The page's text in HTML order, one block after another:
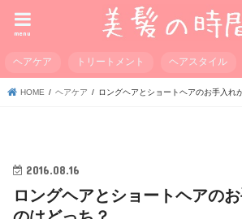
menu
ヘアケア トリートメント ヘアスタイル
HOME ヘアケア ロングヘアとショートヘアのお手入れ
2016.08.16
ロングヘアとショートヘアの